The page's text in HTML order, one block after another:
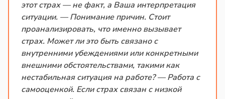
этот страх — не факт, а Ваша интерпретация
ситуации. — Понимание причин. Стоит
проанализировать, что именно вызывает
страх. Может ли это быть связано с
внутренними убеждениями или конкретными
внешними обстоятельствами, такими как
нестабильная ситуация на работе? — Работа с
самооценкой. Если страх связан с низкой